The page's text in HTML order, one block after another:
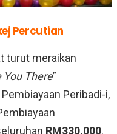
Percutian
turut meraikan
You There”
Peribadi-i,
RM330,000.